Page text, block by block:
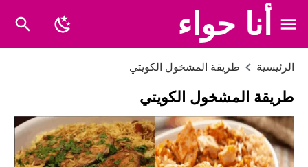
أنا حواء
الرئيسية طريقة المشخول الكويتي
طريقة المشخول الكويتي